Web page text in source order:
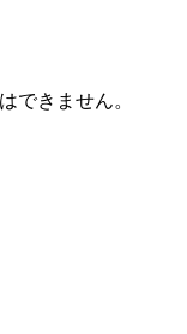
できません。